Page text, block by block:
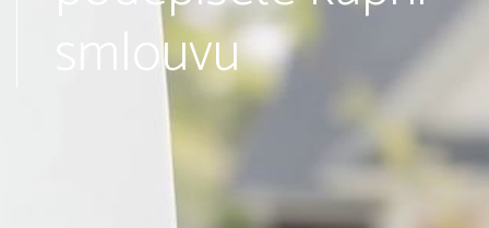
smlouvu